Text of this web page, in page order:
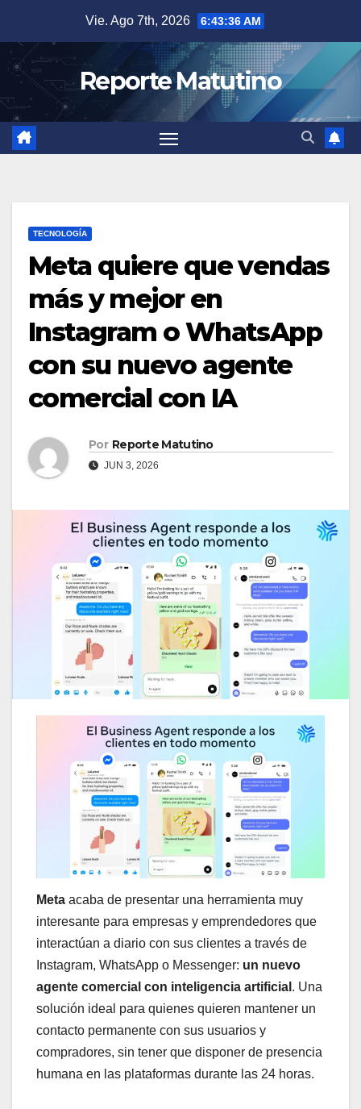
contenido
Vie. Ago 7th, 2026 6:43:37 AM
Reporte Matutino
TECNOLOGÍA
Meta quiere que vendas
más y mejor en
Instagram o WhatsApp
con su nuevo agente
comercial con IA
Por Reporte Matutino
JUN 3, 2026
Meta acaba de presentar una herramienta muy
interesante para empresas y emprendedores que
interactúan a diario con sus clientes a través de
Instagram, WhatsApp o Messenger: un nuevo
agente comercial con inteligencia artificial . Una
solución ideal para quienes quieren mantener un
contacto permanente con sus usuarios y
compradores, sin tener que disponer de presencia
humana en las plataformas durante las 24 horas.